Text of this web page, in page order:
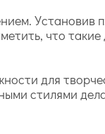
Установив
что
для
стилями